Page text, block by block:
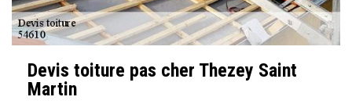
Devis toiture pas cher Thezey Saint
Martin